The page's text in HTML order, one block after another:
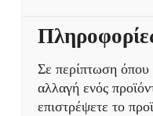
Σε περίπτωση όπου
αλλαγή ενός
επιστρέψετε το